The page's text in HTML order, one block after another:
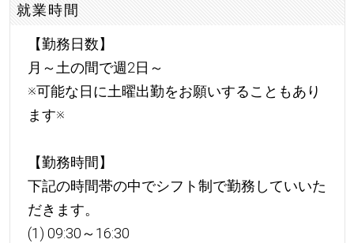
就業時間
【勤務日数】
月～土の間で週2日～
※可能な日に土曜出勤をお願いすることもあり
ます※
【勤務時間】
下記の時間帯の中でシフト制で勤務していいた
だきます。
(1) 09:30～16:30